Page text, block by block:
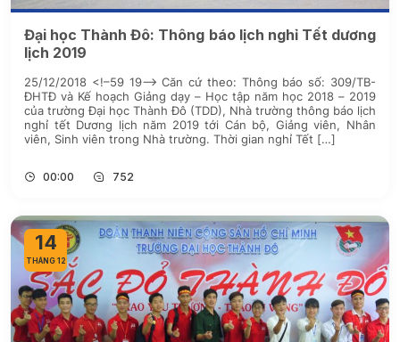
Đại học Thành Đô: Thông báo lịch nghỉ Tết dương
lịch 2019
25/12/2018 <!–59 19–> Căn cứ theo: Thông báo số: 309/TB-
ĐHTĐ và Kế hoạch Giảng dạy – Học tập năm học 2018 – 2019
của trường Đại học Thành Đô (TDD), Nhà trường thông báo lịch
nghỉ tết Dương lịch năm 2019 tới Cán bộ, Giảng viên, Nhân
viên, Sinh viên trong Nhà trường. Thời gian nghỉ Tết […]
00:00 752
14
THÁNG 12